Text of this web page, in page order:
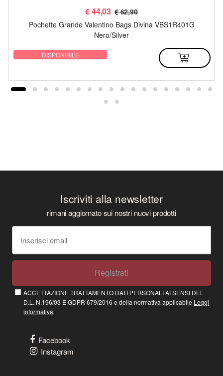
€44,03 € 62,90
Pochette Grande Valentino Bags Divina VBS1R401G
Nero/Silver
DISPONIBILE
Iscriviti alla newsletter
rimani aggiornato sui nostri nuovi prodotti
Registrati
ACCETTAZIONE TRATTAMENTO DATI PERSONALI AI SENSI DEL
D.L. N.196/03 E GDPR 679/2016 e della normativa applicabile Leggi
informativa
Facebook
Instagram